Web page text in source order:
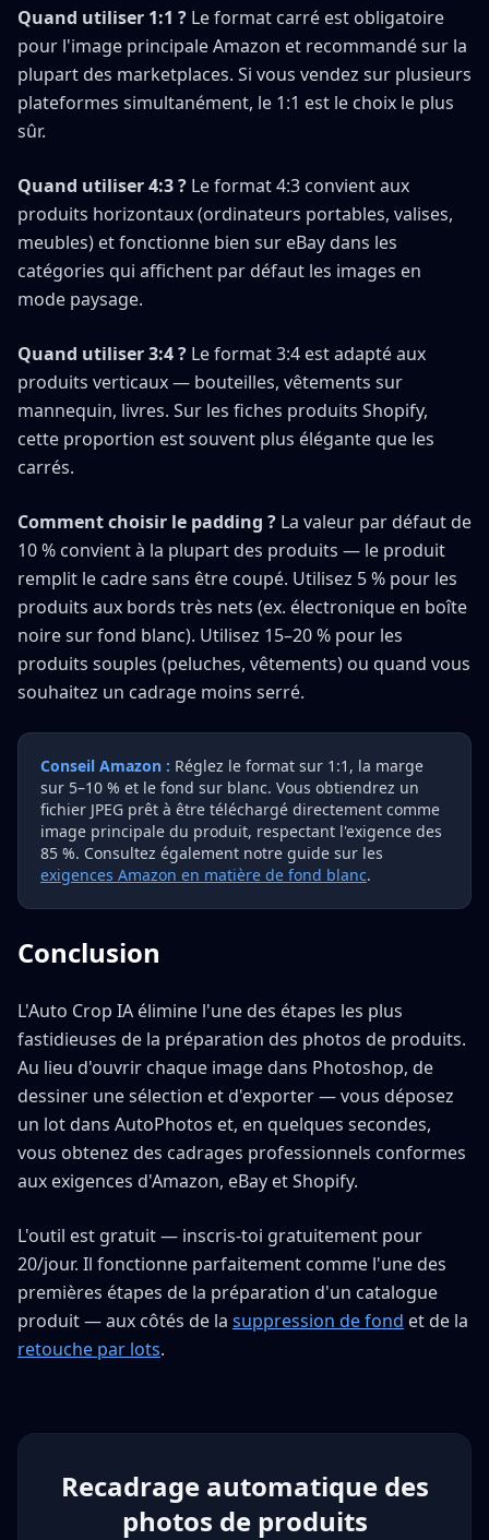
Quand utiliser 1:1 ? Le format carré est obligatoire
pour l'image principale Amazon et recommandé sur la
plupart des marketplaces. Si vous vendez sur plusieurs
plateformes simultanément, le 1:1 est le choix le plus
sûr.
Quand utiliser 4:3 ? Le format 4:3 convient aux
produits horizontaux (ordinateurs portables, valises,
meubles) et fonctionne bien sur eBay dans les
catégories qui affichent par défaut les images en
mode paysage.
Quand utiliser 3:4 ? Le format 3:4 est adapté aux
produits verticaux — bouteilles, vêtements sur
mannequin, livres. Sur les fiches produits Shopify,
cette proportion est souvent plus élégante que les
carrés.
Comment choisir le padding ? La valeur par défaut de
10 % convient à la plupart des produits — le produit
remplit le cadre sans être coupé. Utilisez 5 % pour les
produits aux bords très nets (ex. électronique en boîte
noire sur fond blanc). Utilisez 15–20 % pour les
produits souples (peluches, vêtements) ou quand vous
souhaitez un cadrage moins serré.
Conseil Amazon : Réglez le format sur 1:1, la marge
sur 5–10 % et le fond sur blanc. Vous obtiendrez un
fichier JPEG prêt à être téléchargé directement comme
image principale du produit, respectant l'exigence des
85 %. Consultez également notre guide sur les
exigences Amazon en matière de fond blanc.
Conclusion
L'Auto Crop IA élimine l'une des étapes les plus
fastidieuses de la préparation des photos de produits.
Au lieu d'ouvrir chaque image dans Photoshop, de
dessiner une sélection et d'exporter — vous déposez
un lot dans AutoPhotos et, en quelques secondes,
vous obtenez des cadrages professionnels conformes
aux exigences d'Amazon, eBay et Shopify.
L'outil est gratuit — inscris-toi gratuitement pour
20/jour. Il fonctionne parfaitement comme l'une des
premières étapes de la préparation d'un catalogue
produit — aux côtés de la suppression de fond et de la
retouche par lots.
Recadrage automatique des
photos de produits